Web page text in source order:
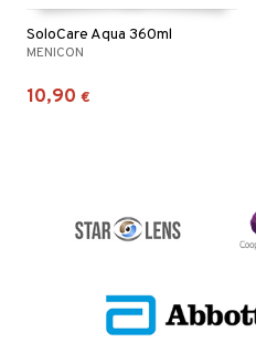
SoloCare Aqua 360ml
MENICON
10,90 €